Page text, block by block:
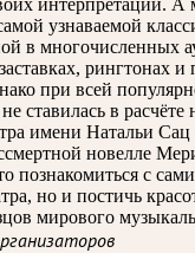
узнаваемой
в многочисленных
рингтонах и
при всей
ставилась в
имени Натальи Сац
новелле
познакомиться с
но и постичь
мирового